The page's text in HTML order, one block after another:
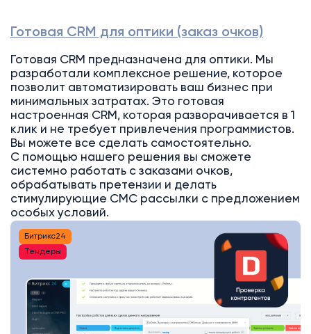
Готовая CRM для оптики (заказ очков)
Готовая CRM предназначена для оптики. Мы
разработали комплексное решение, которое
позволит автоматизировать ваш бизнес при
минимальных затратах. Это готовая
настроенная CRM, которая разворачивается в 1
клик и не требует привлечения программистов.
Вы можете все сделать самостоятельно.
С помощью нашего решения вы сможете
системно работать с заказами очков,
обрабатывать претензии и делать
стимулирующие СМС рассылки с предложением
особых условий.
Битрикс24
Тендеры